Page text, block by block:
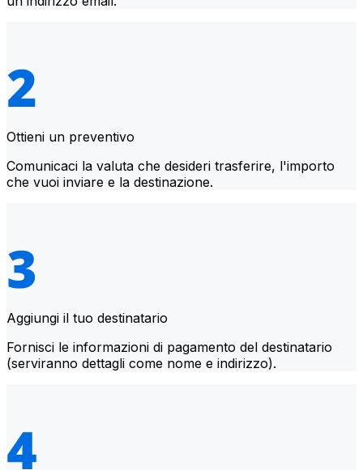
Ottieni un preventivo
Comunicaci la valuta che desideri trasferire, l'importo
che vuoi inviare e la destinazione.
Aggiungi il tuo destinatario
Fornisci le informazioni di pagamento del destinatario
(serviranno dettagli come nome e indirizzo).